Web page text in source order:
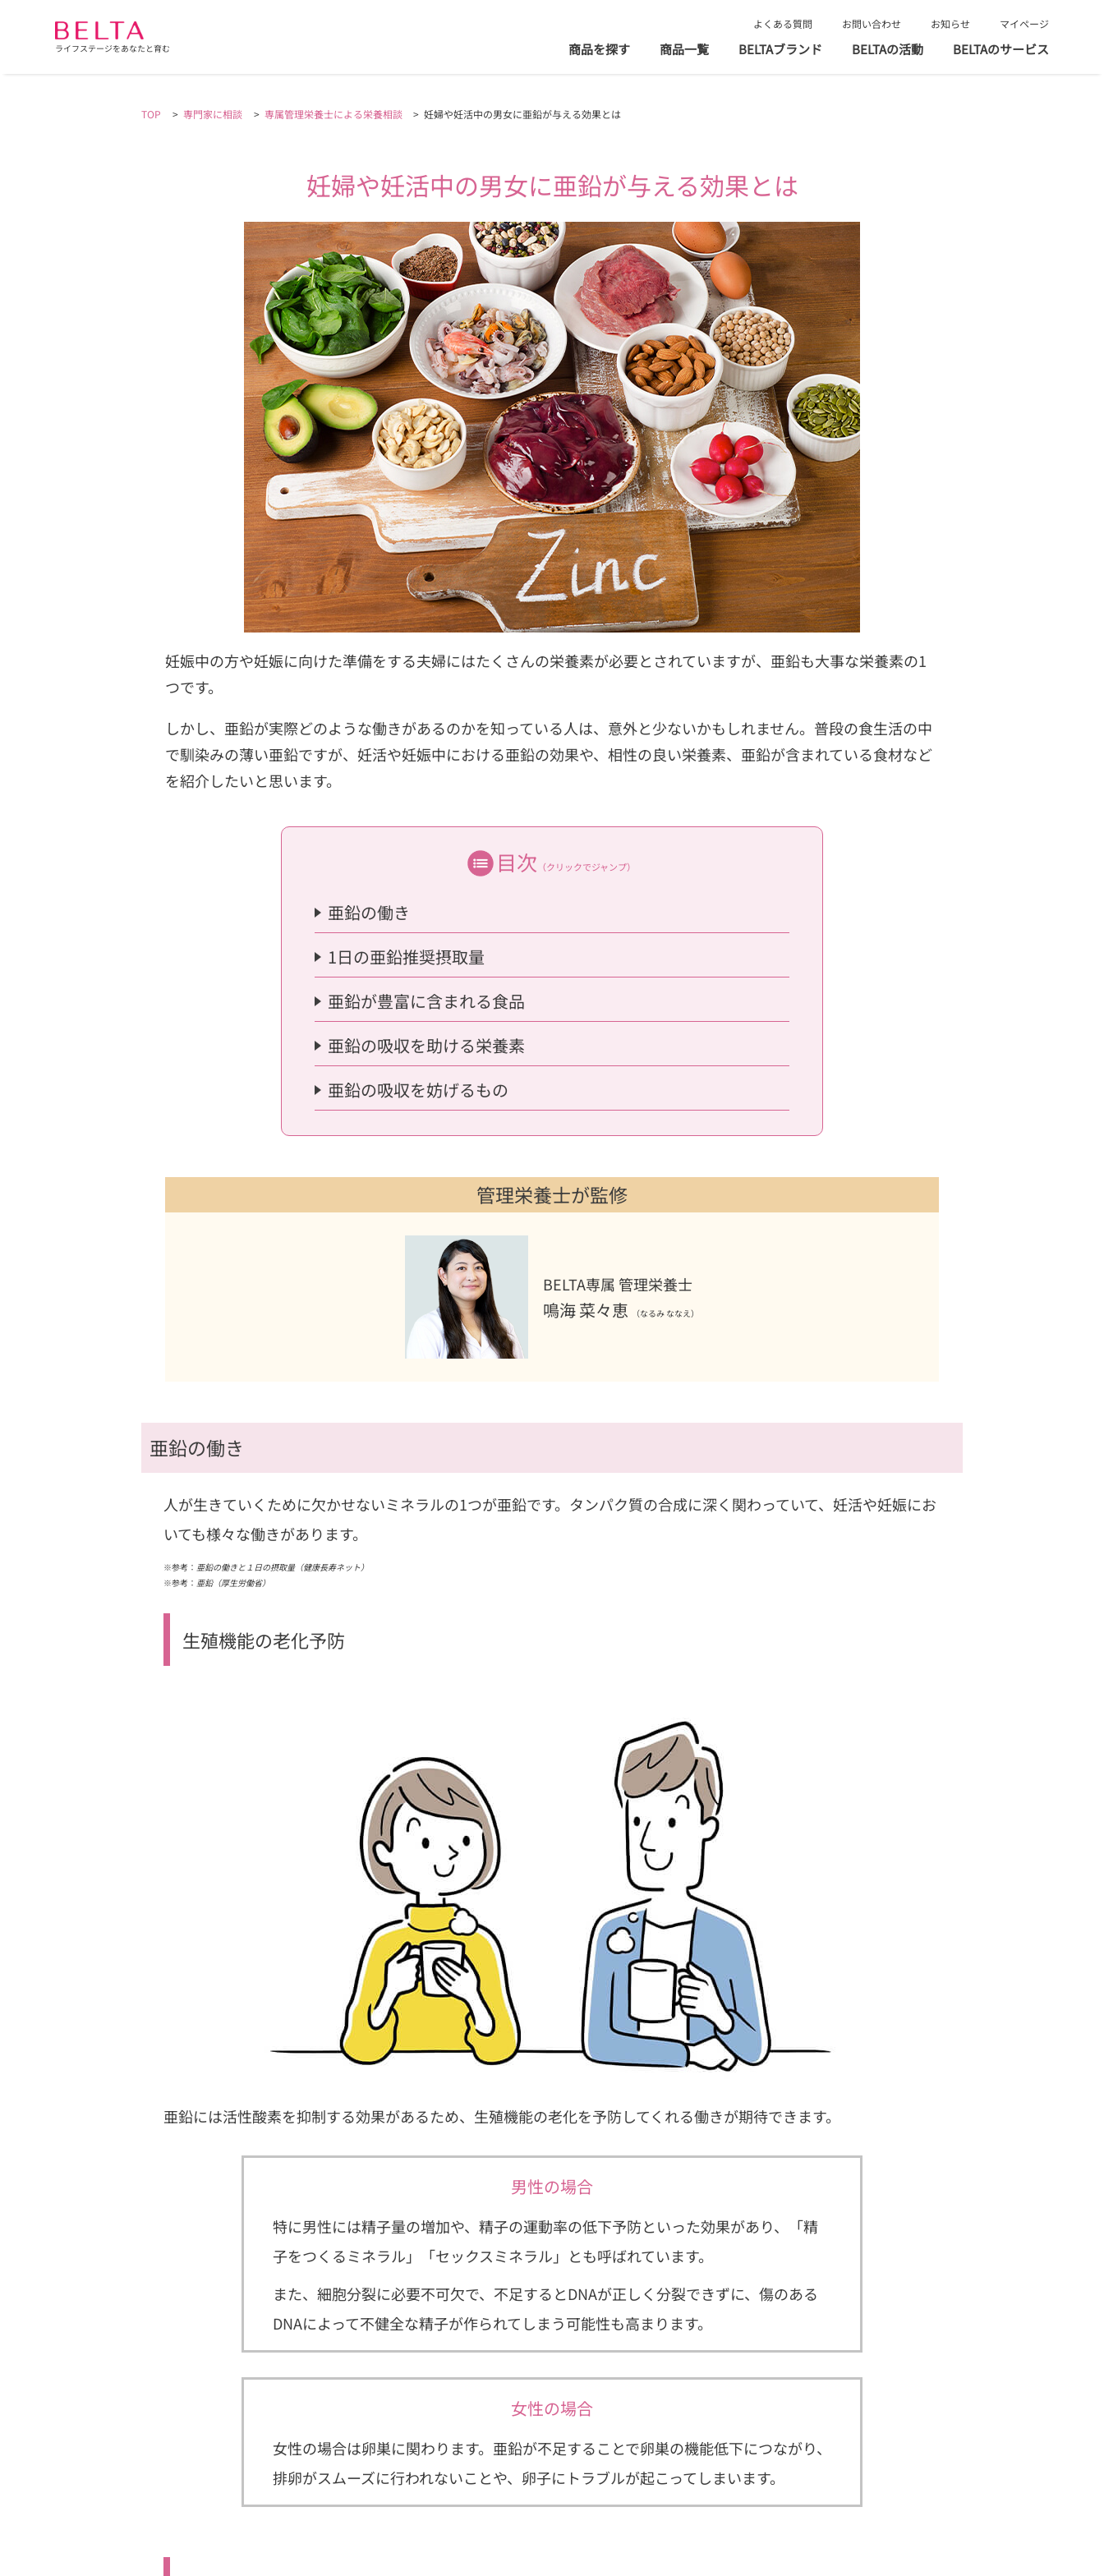
ライフステージをあなたと育む 商品を探す
マイページ
お知らせ
お問い合わせ
よくある質問
商品一覧 BELTAブランド BELTAの活動 BELTAのサービス
TOP > 専門家に相談 > 専属管理栄養士による栄養相談 >妊婦や妊活中の男女に亜鉛が与える効果とは
妊婦や妊活中の男女に亜鉛が与える効果とは
妊娠中の方や妊娠に向けた準備をする夫婦にはたくさんの栄養素が必要とされていますが、亜鉛も大事な栄養素の1
つです。
しかし、亜鉛が実際どのような働きがあるのかを知っている人は、意外と少ないかもしれません。普段の食生活の中
で馴染みの薄い亜鉛ですが、妊活や妊娠中における亜鉛の効果や、相性の良い栄養素、亜鉛が含まれている食材など
を紹介したいと思います。
目次 （クリックでジャンプ）
亜鉛の働き
1日の亜鉛推奨摂取量
亜鉛が豊富に含まれる食品
亜鉛の吸収を助ける栄養素
亜鉛の吸収を妨げるもの
管理栄養士が監修
BELTA専属 管理栄養士
鳴海 菜々恵 （なるみ ななえ）
亜鉛の働き
人が生きていくために欠かせないミネラルの1つが亜鉛です。タンパク質の合成に深く関わっていて、妊活や妊娠にお
いても様々な働きがあります。
※参考： 亜鉛の働きと１日の摂取量（健康長寿ネット）
※参考： 亜鉛（厚生労働省）
生殖機能の老化予防
亜鉛には活性酸素を抑制する効果があるため、生殖機能の老化を予防してくれる働きが期待できます。
男性の場合
特に男性には精子量の増加や、精子の運動率の低下予防といった効果があり、「精
子をつくるミネラル」「セックスミネラル」とも呼ばれています。
また、細胞分裂に必要不可欠で、不足するとDNAが正しく分裂できずに、傷のある
DNAによって不健全な精子が作られてしまう可能性も高まります。
女性の場合
女性の場合は卵巣に関わります。亜鉛が不足することで卵巣の機能低下につながり、
排卵がスムーズに行われないことや、卵子にトラブルが起こってしまいます。